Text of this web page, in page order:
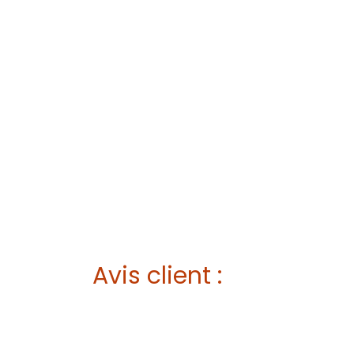
Avis client :